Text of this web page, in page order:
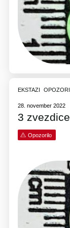
EKSTAZI
28. november 2022
3
Opozorilo